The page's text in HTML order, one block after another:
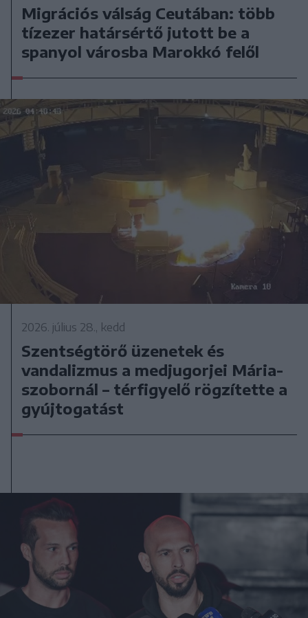
Migrációs válság Ceutában: több
tízezer határsértő jutott be a
spanyol városba Marokkó felől
2026. július 28., kedd
Szentségtörő üzenetek és
vandalizmus a medjugorjei Mária-
szobornál – térfigyelő rögzítette a
gyújtogatást